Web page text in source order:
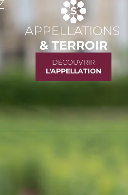
APPELLATIONS
& TERROIR
DÉCOUVRIR
L'APPELLATION